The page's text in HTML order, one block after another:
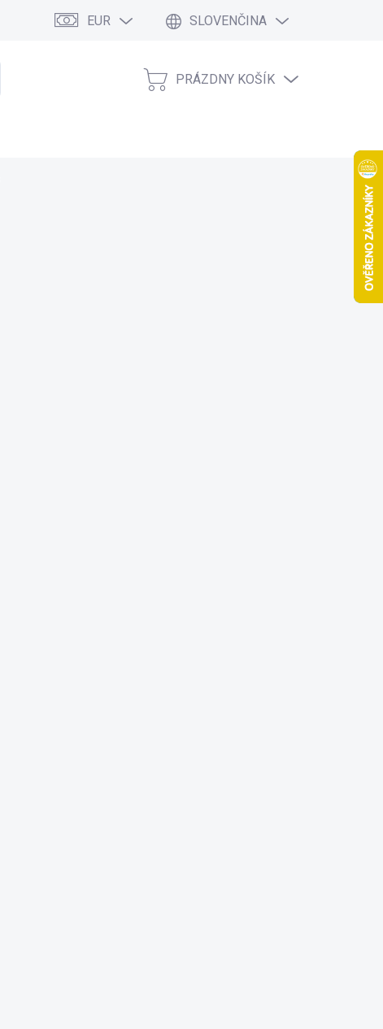
EUR SLOVENČINA
NÁKUPNÝ
PRÁZDNY KOŠÍK